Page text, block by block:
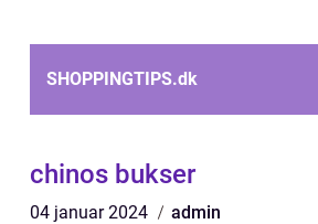
SHOPPINGTIPS.dk
chinos bukser
04 januar 2024 admin